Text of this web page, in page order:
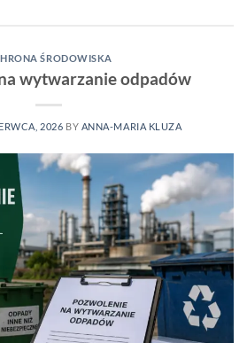
ŚRODOWISKA
wytwarzanie odpadów
2026 BY ANNA-MARIA KLUZA